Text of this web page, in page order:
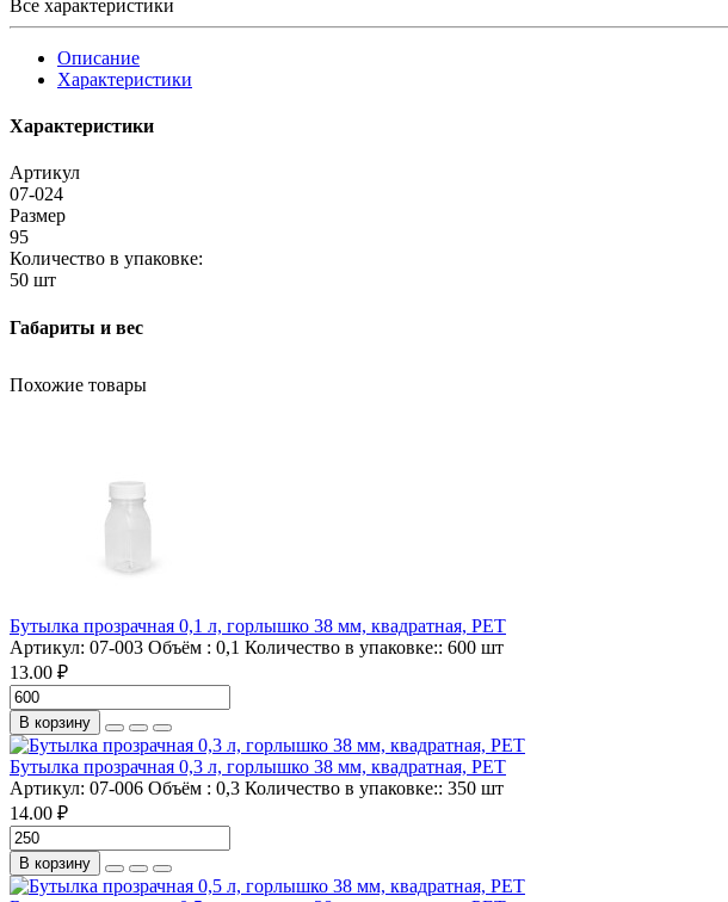
Все характеристики
Описание
Характеристики
Характеристики
Артикул
07-024
Размер
95
Количество в упаковке:
50 шт
Габариты и вес
Похожие товары
Бутылка прозрачная 0,1 л, горлышко 38 мм, квадратная, PET
Артикул: 07-003 Объём : 0,1 Количество в упаковке:: 600 шт
13.00 ₽
В корзину
Бутылка прозрачная 0,3 л, горлышко 38 мм, квадратная, PET
Артикул: 07-006 Объём : 0,3 Количество в упаковке:: 350 шт
14.00 ₽
В корзину